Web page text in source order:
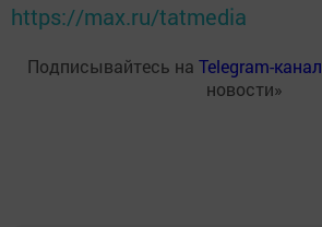
https://max.ru/tatmedia
Подписывайтесь на Telegram-канал
новости»